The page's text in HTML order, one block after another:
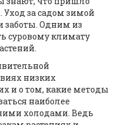
Уход за садом зимой
заботы. Одним из
суровому климату
низких
и о том, какие методы
наиболее
холодами. Ведь